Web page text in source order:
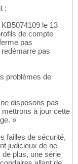
:
le 13
de compte
pas
pas
problèmes de
disposons pas
à jour cette
»
failles de sécurité,
judicieux de ne
plus, une série